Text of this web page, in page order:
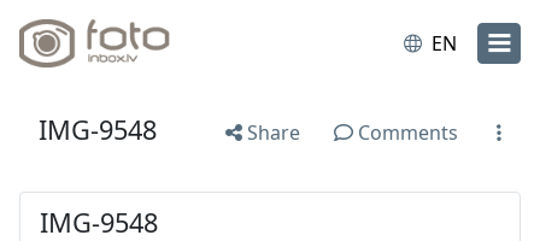
EN
IMG-9548 Share Comments
IMG-9548